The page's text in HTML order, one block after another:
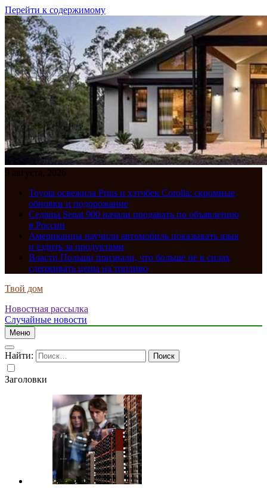
Перейти к содержимому
9 августа, 2026
Toyota освежила Prius и хэтчбек Corolla: скромные
обновки и подорожание
Седаны Senat 900 начали продавать по объявлению
в России
Американцы научили автомобиль показывать язык
и ездить за продуктами
Власти Польши признали, что больше не в силах
сдерживать цены на топливо
Твой дом
Новостная рассылка
Случайные новости
Меню
Найти:
Заголовки